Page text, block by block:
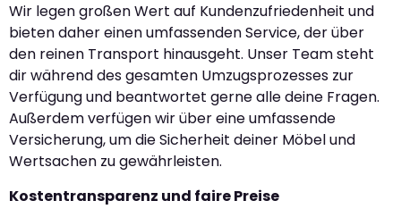
Wir legen großen Wert auf Kundenzufriedenheit und
bieten daher einen umfassenden Service, der über
den reinen Transport hinausgeht. Unser Team steht
dir während des gesamten Umzugsprozesses zur
Verfügung und beantwortet gerne alle deine Fragen.
Außerdem verfügen wir über eine umfassende
Versicherung, um die Sicherheit deiner Möbel und
Wertsachen zu gewährleisten.
Kostentransparenz und faire Preise